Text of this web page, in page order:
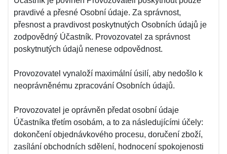
pravdivé a přesné Osobní údaje. Za správnost,
přesnost a pravdivost poskytnutých Osobních údajů je
zodpovědný Účastník. Provozovatel za správnost
poskytnutých údajů nenese odpovědnost.
Provozovatel vynaloží maximální úsilí, aby nedošlo k
neoprávněnému zpracování Osobních údajů.
Provozovatel je oprávněn předat osobní údaje
Účastníka třetím osobám, a to za následujícími účely:
dokončení objednávkového procesu, doručení zboží,
zasílání obchodních sdělení, hodnocení spokojenosti